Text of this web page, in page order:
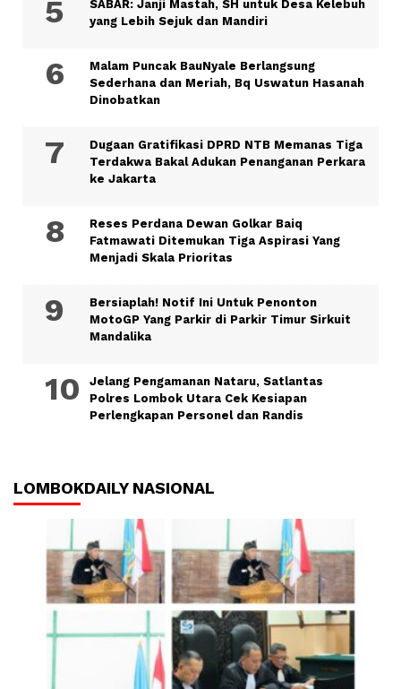
SABAR: Janji Mastah, SH untuk Desa Kelebuh
yang Lebih Sejuk dan Mandiri
Malam Puncak BauNyale Berlangsung
Sederhana dan Meriah, Bq Uswatun Hasanah
Dinobatkan
Dugaan Gratifikasi DPRD NTB Memanas Tiga
Terdakwa Bakal Adukan Penanganan Perkara
ke Jakarta
Reses Perdana Dewan Golkar Baiq
Fatmawati Ditemukan Tiga Aspirasi Yang
Menjadi Skala Prioritas
Bersiaplah! Notif Ini Untuk Penonton
MotoGP Yang Parkir di Parkir Timur Sirkuit
Mandalika
Jelang Pengamanan Nataru, Satlantas
Polres Lombok Utara Cek Kesiapan
Perlengkapan Personel dan Randis
LOMBOKDAILY NASIONAL